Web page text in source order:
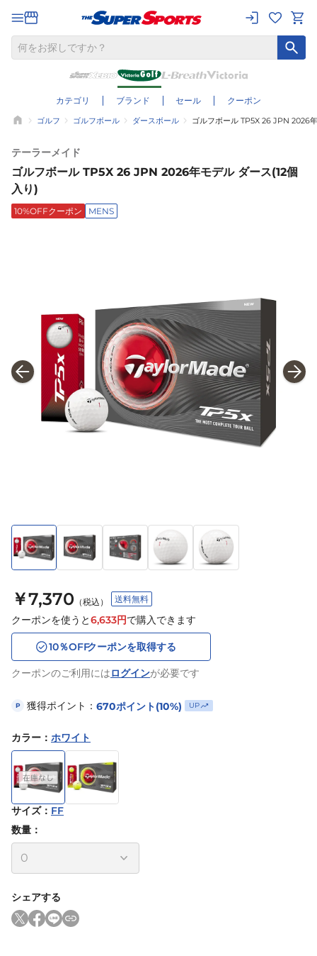
カテゴリ ブランド セール クーポン
ゴルフ ゴルフボール ダースボール ゴルフボール TP5X 26 JPN 2026
テーラーメイド
ゴルフボール TP5X 26 JPN 2026年モデル ダース(12個
入り)
10%OFFクーポン MENS
￥7,370 （税込） 送料無料
クーポンを使うと6,633円で購入できます
10％OFFクーポンを取得する
クーポンのご利用にはログインが必要です
P 獲得ポイント： 670ポイント(10%) UP
カラー ： ホワイト
サイズ： FF
数量：
シェアする